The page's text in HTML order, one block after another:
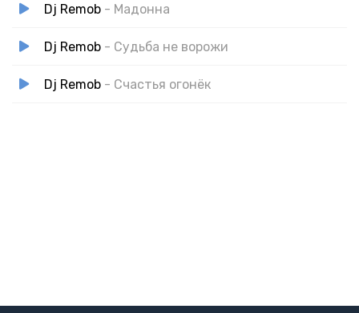
Dj Remob - Мадонна
Dj Remob - Судьба не ворожи
Dj Remob - Счастья огонёк